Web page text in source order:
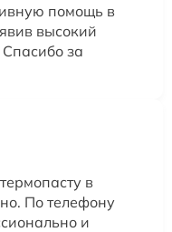
помощь в
высокий
за
в
По телефону
и